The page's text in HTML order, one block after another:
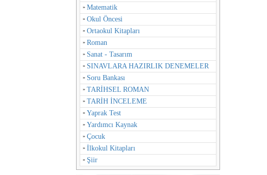
Matematik
Okul Öncesi
Ortaokul Kitapları
Roman
Sanat - Tasarım
SINAVLARA HAZIRLIK DENEMELER
Soru Bankası
TARİHSEL ROMAN
TARİH İNCELEME
Yaprak Test
Yardımcı Kaynak
Çocuk
İlkokul Kitapları
Şiir